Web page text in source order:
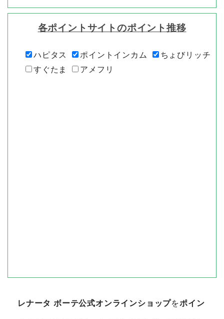
各ポイントサイトのポイント推移
ハピタス ポイントインカム
ちょびリッチ
すぐたま
アメフリ
レナータ ボーテ公式オンラインショップをポイン